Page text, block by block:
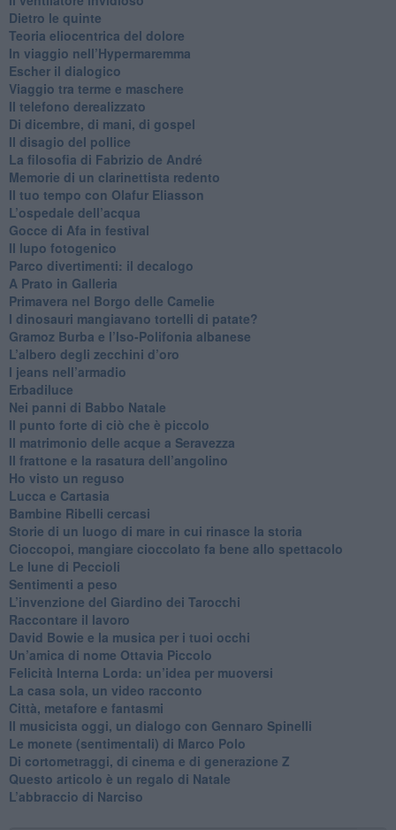
​Dietro le quinte
​Teoria eliocentrica del dolore
In viaggio nell’Hypermaremma
​Escher il dialogico
​Viaggio tra terme e maschere
Il telefono derealizzato
​Di dicembre, di mani, di gospel
​Il disagio del pollice
​La filosofia di Fabrizio de André
Memorie di un clarinettista redento
​Il tuo tempo con Olafur Eliasson
​L’ospedale dell’acqua
​Gocce di Afa in festival
​Il lupo fotogenico
​Parco divertimenti: il decalogo
​A Prato in Galleria
​Primavera nel Borgo delle Camelie
I dinosauri mangiavano tortelli di patate?
​Gramoz Burba e l’Iso-Polifonia albanese
L’albero degli zecchini d’oro
​I jeans nell’armadio
Erbadiluce
Nei panni di Babbo Natale
​Il punto forte di ciò che è piccolo
​Il matrimonio delle acque a Seravezza
​Il frattone e la rasatura dell’angolino
​Ho visto un reguso
Lucca e Cartasia
Bambine Ribelli cercasi
Storie di un luogo di mare in cui rinasce la storia
Cioccopoi, mangiare cioccolato fa bene allo spettacolo
​Le lune di Peccioli
​Sentimenti a peso
​L’invenzione del Giardino dei Tarocchi
​Raccontare il lavoro
David Bowie e la musica per i tuoi occhi
Un’amica di nome Ottavia Piccolo
​Felicità Interna Lorda: un’idea per muoversi
​La casa sola, un video racconto
​Città, metafore e fantasmi
Il musicista oggi, un dialogo con Gennaro Spinelli
Le monete (sentimentali) di Marco Polo
​Di cortometraggi, di cinema e di generazione Z
​Questo articolo è un regalo di Natale
L’abbraccio di Narciso